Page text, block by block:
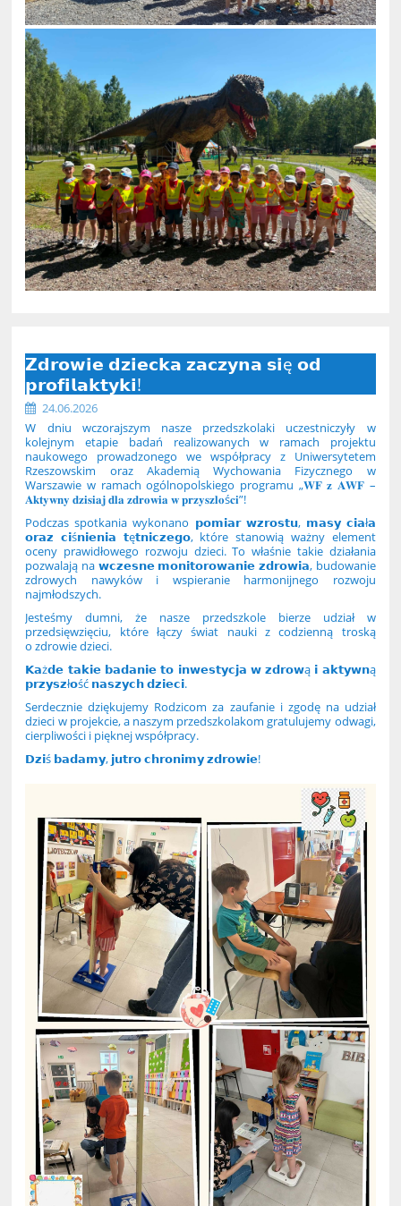
𝗭𝗱𝗿𝗼𝘄𝗶𝗲 𝗱𝘇𝗶𝗲𝗰𝗸𝗮 𝘇𝗮𝗰𝘇𝘆𝗻𝗮 𝘀𝗶ę 𝗼𝗱
𝗽𝗿𝗼𝗳𝗶𝗹𝗮𝗸𝘁𝘆𝗸𝗶!
24.06.2026
W dniu wczorajszym nasze przedszkolaki uczestniczyły w
kolejnym etapie badań realizowanych w ramach projektu
naukowego prowadzonego we współpracy z Uniwersytetem
Rzeszowskim oraz Akademią Wychowania Fizycznego w
Warszawie w ramach ogólnopolskiego programu „𝐖𝐅 𝐳 𝐀𝐖𝐅 –
𝐀𝐤𝐭𝐲𝐰𝐧𝐲 𝐝𝐳𝐢𝐬𝐢𝐚𝐣 𝐝𝐥𝐚 𝐳𝐝𝐫𝐨𝐰𝐢𝐚 𝐰 𝐩𝐫𝐳𝐲𝐬𝐳𝐥𝐨ś𝐜𝐢”!
Podczas spotkania wykonano 𝗽𝗼𝗺𝗶𝗮𝗿 𝘄𝘇𝗿𝗼𝘀𝘁𝘂, 𝗺𝗮𝘀𝘆 𝗰𝗶𝗮ł𝗮
𝗼𝗿𝗮𝘇 𝗰𝗶ś𝗻𝗶𝗲𝗻𝗶𝗮 𝘁ę𝘁𝗻𝗶𝗰𝘇𝗲𝗴𝗼, które stanowią ważny element
oceny prawidłowego rozwoju dzieci. To właśnie takie działania
pozwalają na 𝘄𝗰𝘇𝗲𝘀𝗻𝗲 𝗺𝗼𝗻𝗶𝘁𝗼𝗿𝗼𝘄𝗮𝗻𝗶𝗲 𝘇𝗱𝗿𝗼𝘄𝗶𝗮, budowanie
zdrowych nawyków i wspieranie harmonijnego rozwoju
najmłodszych.
Jesteśmy dumni, że nasze przedszkole bierze udział w
przedsięwzięciu, które łączy świat nauki z codzienną troską
o zdrowie dzieci.
𝗞𝗮ż𝗱𝗲 𝘁𝗮𝗸𝗶𝗲 𝗯𝗮𝗱𝗮𝗻𝗶𝗲 𝘁𝗼 𝗶𝗻𝘄𝗲𝘀𝘁𝘆𝗰𝗷𝗮 𝘄 𝘇𝗱𝗿𝗼𝘄ą 𝗶 𝗮𝗸𝘁𝘆𝘄𝗻ą
𝗽𝗿𝘇𝘆𝘀𝘇ł𝗼ść 𝗻𝗮𝘀𝘇𝘆𝗰𝗵 𝗱𝘇𝗶𝗲𝗰𝗶.
Serdecznie dziękujemy Rodzicom za zaufanie i zgodę na udział
dzieci w projekcie, a naszym przedszkolakom gratulujemy odwagi,
cierpliwości i pięknej współpracy.
𝗗𝘇𝗶ś 𝗯𝗮𝗱𝗮𝗺𝘆, 𝗷𝘂𝘁𝗿𝗼 𝗰𝗵𝗿𝗼𝗻𝗶𝗺𝘆 𝘇𝗱𝗿𝗼𝘄𝗶𝗲!